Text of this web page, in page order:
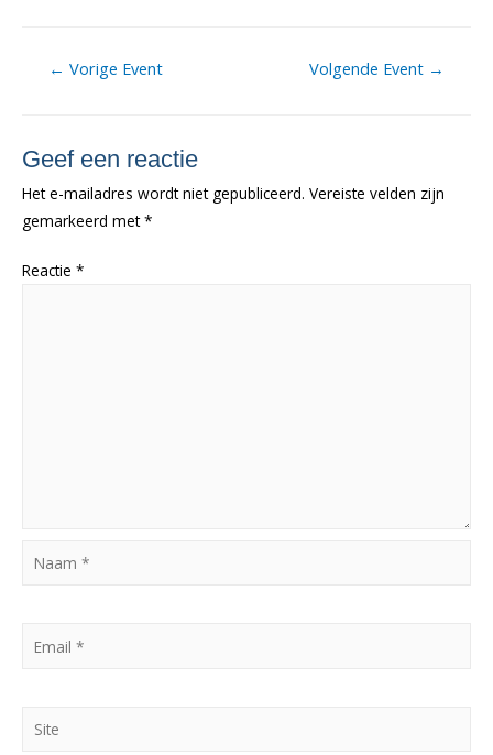
Berichtnavigatie
← Vorige Event Volgende Event →
Geef een reactie
Het e-mailadres wordt niet gepubliceerd. Vereiste velden zijn
gemarkeerd met*
Reactie *
Naam